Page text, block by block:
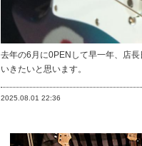
去年の6月に0PENして早一年、店
いきたいと思います。
2025.08.01 22:36